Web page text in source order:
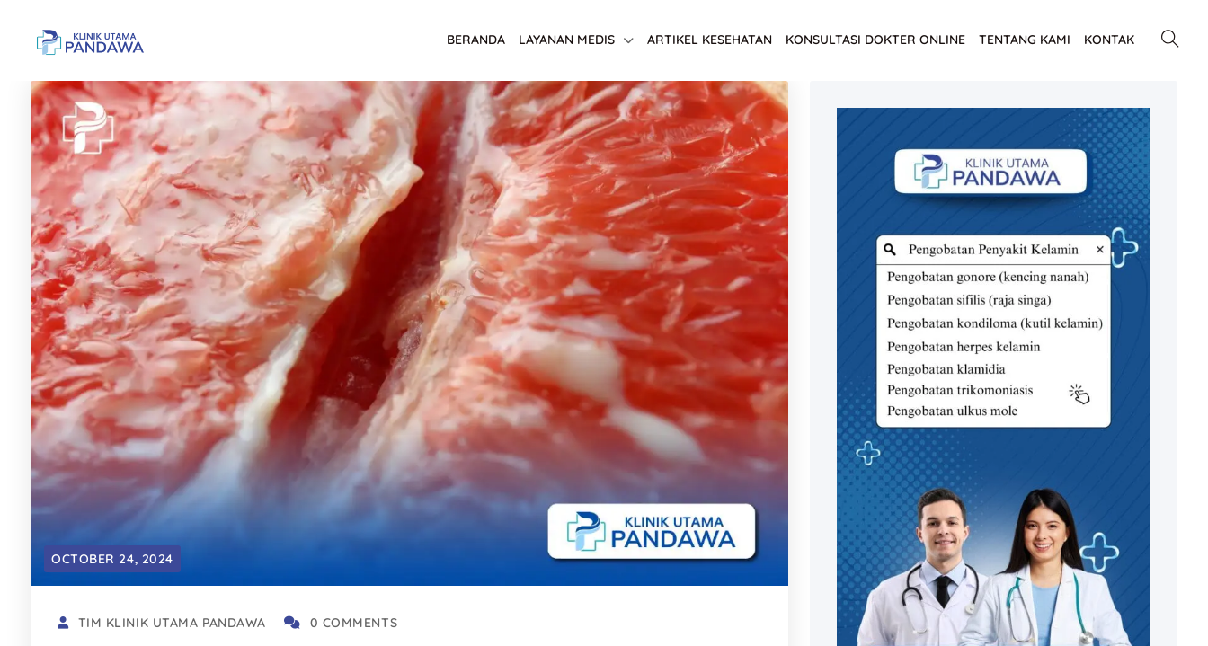
BERANDA LAYANAN MEDIS ARTIKEL KESEHATAN KONSULTASI DOKTER ONLINE TENTANG KAMI KONTAK
OCTOBER 24, 2024
TIM KLINIK UTAMA PANDAWA 0 COMMENTS